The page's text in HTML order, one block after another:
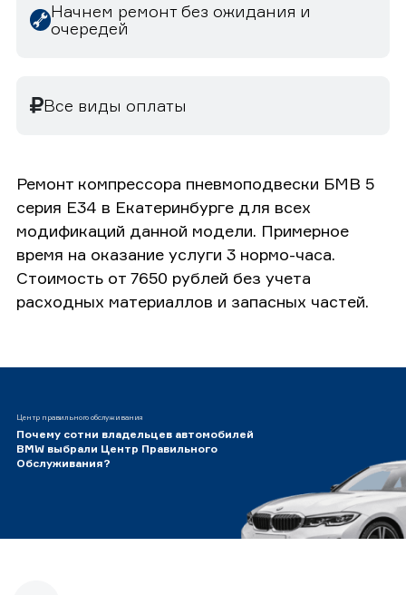
Начнем ремонт без ожидания и
очередей
Все виды оплаты
Ремонт компрессора пневмоподвески БМВ 5
серия E34 в Екатеринбурге для всех
модификаций данной модели. Примерное
время на оказание услуги 3 нормо-часа.
Стоимость от 7650 рублей без учета
расходных материаллов и запасных частей.
Центр правильного обслуживания
Почему сотни владельцев автомобилей
BMW выбрали Центр Правильного
Обслуживания?